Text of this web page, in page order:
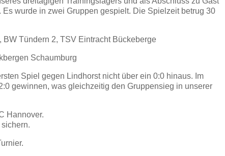
wurde in zwei Gruppen gespielt. Die Spielzeit betrug 30
Tündern 2, TSV Eintracht Bückeberge
Schaumburg
Spiel gegen Lindhorst nicht über ein 0:0 hinaus. Im
gewinnen, was gleichzeitig den Gruppensieg in unserer
Hannover.